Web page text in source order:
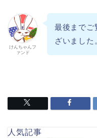
けんちゃんフ
ァンド
最後までご
ざいました
人気記事